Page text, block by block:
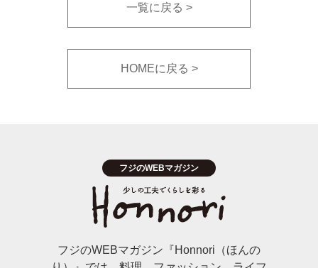
一覧に戻る
HOMEに戻る
フジのWEBマガジン『Honnori（ほんの